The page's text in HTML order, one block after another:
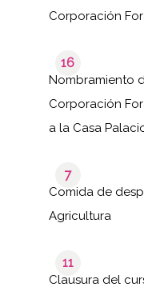
Corporación
16
Nombramiento
Corporación
a la Casa
7
Comida de
Agricultura
11
Clausura del